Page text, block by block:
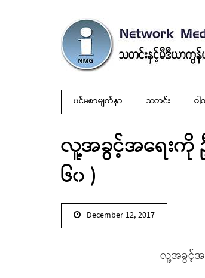
ပင်မစာမျက်နှာ သတင်း ဓါ
လူ့အခွင့်အရေးကို
၆၀ )
December 12, 2017
လူ့အခွင့်အ